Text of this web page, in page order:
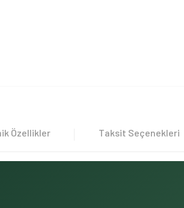
Özellikler Taksit Seçenekleri